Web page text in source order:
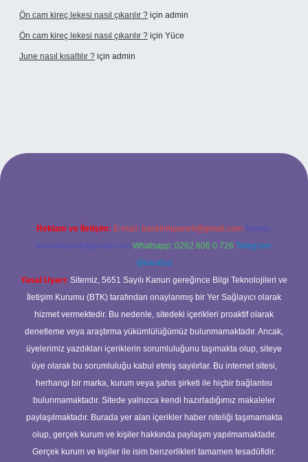
Ön cam kireç lekesi nasıl çıkarılır ? için admin
Ön cam kireç lekesi nasıl çıkarılır ? için Yüce
June nasıl kısaltılır ? için admin
giriş
Reklam ve İletişim: E-mail: backlinkpaneli@gmail.com Teams:
forumhizmeti@gmail.com Whatsapp: 0262 606 0 726 Telegram:
@karabul
Yasal Uyarı: Sitemiz, 5651 Sayılı Kanun gereğince Bilgi Teknolojileri ve
İletişim Kurumu (BTK) tarafından onaylanmış bir Yer Sağlayıcı olarak
hizmet vermektedir. Bu nedenle, sitedeki içerikleri proaktif olarak
denetleme veya araştırma yükümlülüğümüz bulunmamaktadır. Ancak,
üyelerimiz yazdıkları içeriklerin sorumluluğunu taşımakta olup, siteye
üye olarak bu sorumluluğu kabul etmiş sayılırlar. Bu internet sitesi,
herhangi bir marka, kurum veya şahıs şirketi ile hiçbir bağlantısı
bulunmamaktadır. Sitede yalnızca kendi hazırladığımız makaleler
paylaşılmaktadır. Burada yer alan içerikler haber niteliği taşımamakta
olup, gerçek kurum ve kişiler hakkında paylaşım yapılmamaktadır.
Gerçek kurum ve kişiler ile isim benzerlikleri tamamen tesadüfidir.